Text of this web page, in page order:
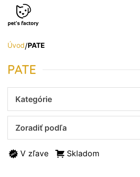
Úvod/PATE
PATE
Kategórie
Zoradiť podľa
V zľave Skladom